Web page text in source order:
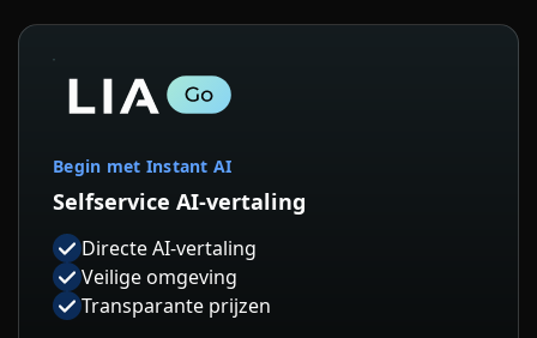
Begin met Instant AI
Selfservice AI-vertaling
Directe AI-vertaling
Veilige omgeving
Transparante prijzen